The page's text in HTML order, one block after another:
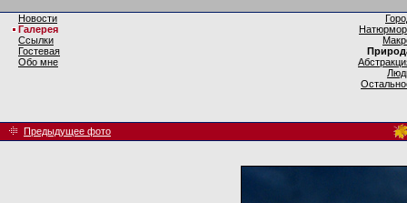
Новости
Галерея
Ссылки
Гостевая
Обо мне
Предыдущее фото